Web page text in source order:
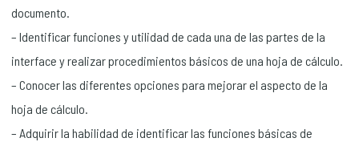
documento.
– Identificar funciones y utilidad de cada una de las partes de la
interface y realizar procedimientos básicos de una hoja de cálculo.
– Conocer las diferentes opciones para mejorar el aspecto de la
hoja de cálculo.
– Adquirir la habilidad de identificar las funciones básicas de